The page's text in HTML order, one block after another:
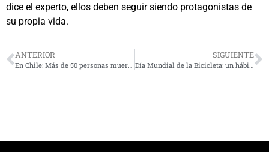
dice el experto, ellos deben seguir siendo protagonistas de
su propia vida.
ANTERIOR
En Chile: Más de 50 personas mueren cada día por enfermedades asociadas al tabaco
SIGUIENTE
Día Mundial de la Bicicleta: un hábito que beneficia cuerpo y mente